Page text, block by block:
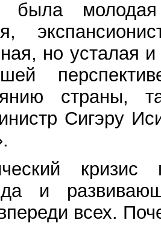
была
но усталая
страны,
Сигэру
кризис
да и
всех.